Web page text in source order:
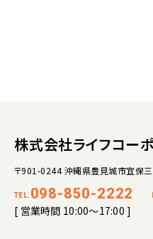
株式会社ライフコー
〒901-0244 沖縄県豊見城市宜保
TEL. 098-850-2222
[ 営業時間 10:00～17:00 ]